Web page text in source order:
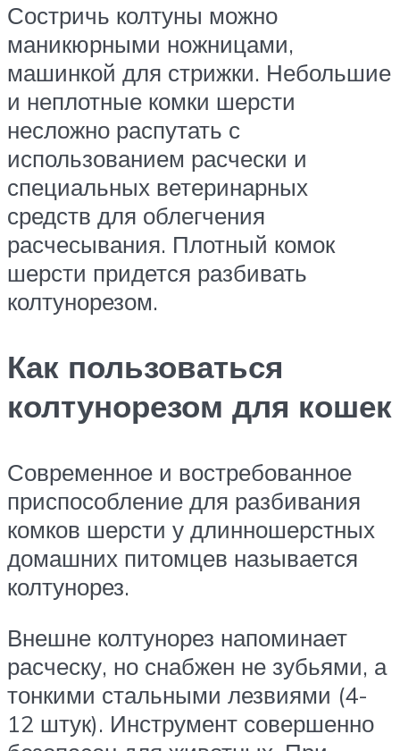
Состричь колтуны можно
маникюрными ножницами,
машинкой для стрижки. Небольшие
и неплотные комки шерсти
несложно распутать с
использованием расчески и
специальных ветеринарных
средств для облегчения
расчесывания. Плотный комок
шерсти придется разбивать
колтунорезом.
Как пользоваться
колтунорезом для кошек
Современное и востребованное
приспособление для разбивания
комков шерсти у длинношерстных
домашних питомцев называется
колтунорез.
Внешне колтунорез напоминает
расческу, но снабжен не зубьями, а
тонкими стальными лезвиями (4-
12 штук). Инструмент совершенно